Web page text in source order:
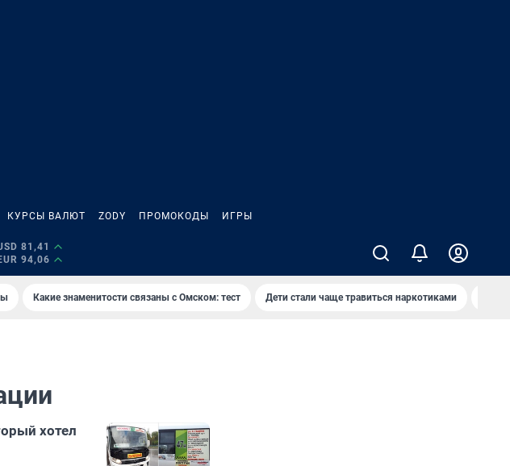
КУРСЫ ВАЛЮТ ZODY ПРОМОКОДЫ ИГРЫ
81,41
94,06
Какие знаменитости связаны с Омском: тест Дети стали чаще травиться наркотиками
хотел